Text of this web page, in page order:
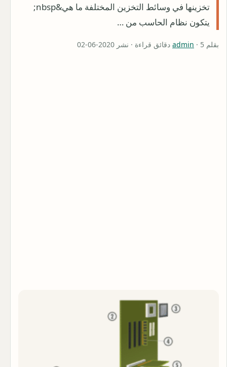
تخزينها في وسائط التخزين المختلفة ما هي&nbsp;
يتكون نظام الحاسب من …
بقلم admin · 5 دقائق قراءة · نشر 2020-06-02